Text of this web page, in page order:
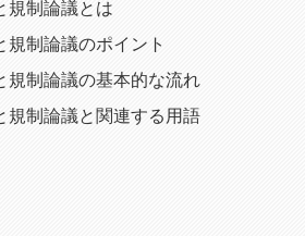
規制論議とは
規制論議のポイント
規制論議の基本的な流れ
規制論議と関連する用語